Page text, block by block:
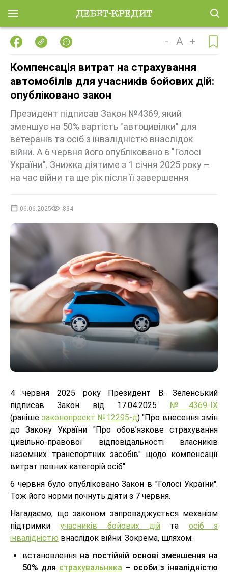
- A +
Компенсація витрат на страхування
автомобілів для учасників бойових дій:
опубліковано закон
Президент підписав Закон №4369, який
зменшує на 50% вартість "автоцивілки" для
ветеранів та осіб з інвалідністю внаслідок
війни. А 6 червня його опубліковано в "Голосі
України". Знижка діятиме з 1 січня 2025 року –
на час війни та ще рік після її завершення
06.06.2025 834
4 червня 2025 року Президент В. Зеленський
підписав Закон від 17.04.2025 №4369-IX
(раніше законопроєкт №12295-д) "Про внесення змін
до Закону України "Про обов’язкове страхування
цивільно-правової відповідальності власників
наземних транспортних засобів" щодо компенсації
витрат певних категорій осіб".
6 червня було опубліковано Закон в "Голосі України".
Тож його норми почнуть діяти з 7 червня.
Нагадаємо, що законом запроваджується механізм
підтримкиучасників бойових дій та осіб з
інвалідністю внаслідок війни. Зокрема, шляхом:
встановлення на постійній основі зменшення на
50% для страхувальника – особи з інвалідністю